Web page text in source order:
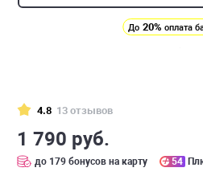
До 20% оплата
4.8 13 отзывов
1 790 руб.
до 179 бонусов на карту 54